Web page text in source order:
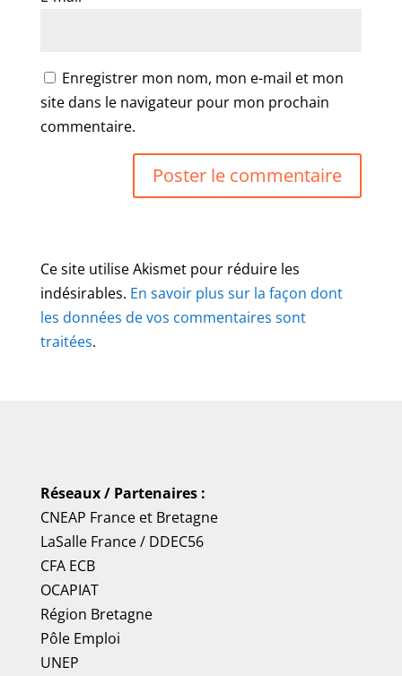
Enregistrer mon nom, mon e-mail et mon
site dans le navigateur pour mon prochain
commentaire.
Ce site utilise Akismet pour réduire les
indésirables. En savoir plus sur la façon dont
les données de vos commentaires sont
traitées.
Réseaux / Partenaires :
CNEAP Franceet Bretagne
LaSalle France/ DDEC56
CFA ECB
OCAPIAT
Région Bretagne
Pôle Emploi
UNEP